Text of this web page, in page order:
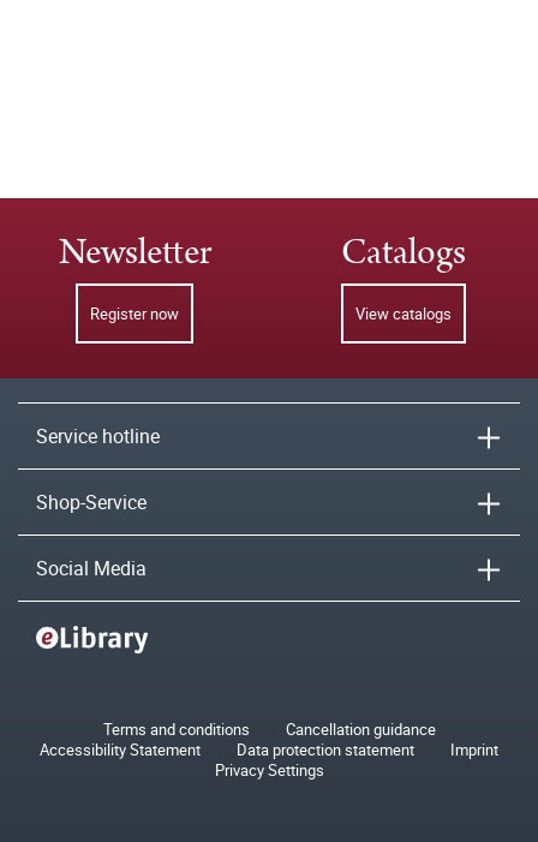
Newsletter
Register now
Catalogs
View catalogs
Service hotline
Shop-Service
Social Media
Terms and conditions
Cancellation guidance
Accessibility Statement
Data protection statement
Imprint
Privacy Settings